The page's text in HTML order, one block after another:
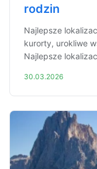
rodzin
Najlepsze
kurorty, urokliwe
Najlepsze
30.03.2026